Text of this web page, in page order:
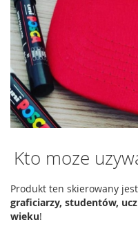
Kto moze
Produkt ten skierowany
graficiarzy, studentów,
wieku!